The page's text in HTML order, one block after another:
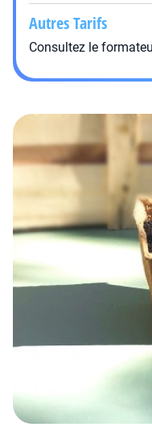
Autres Tarifs
Consultez le